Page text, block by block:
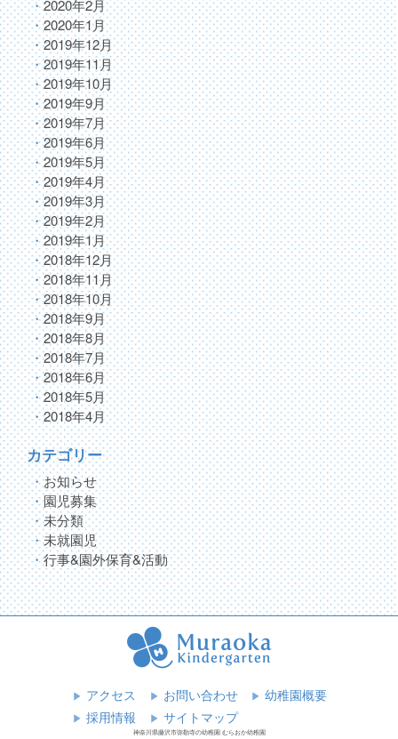
2020年2月
2020年1月
2019年12月
2019年11月
2019年10月
2019年9月
2019年7月
2019年6月
2019年5月
2019年4月
2019年3月
2019年2月
2019年1月
2018年12月
2018年11月
2018年10月
2018年9月
2018年8月
2018年7月
2018年6月
2018年5月
2018年4月
カテゴリー
お知らせ
園児募集
未分類
未就園児
行事&園外保育&活動
アクセス お問い合わせ
幼稚園概要
採用情報
サイトマップ
神奈川県藤沢市弥勒寺の幼稚園 むらおか幼稚園